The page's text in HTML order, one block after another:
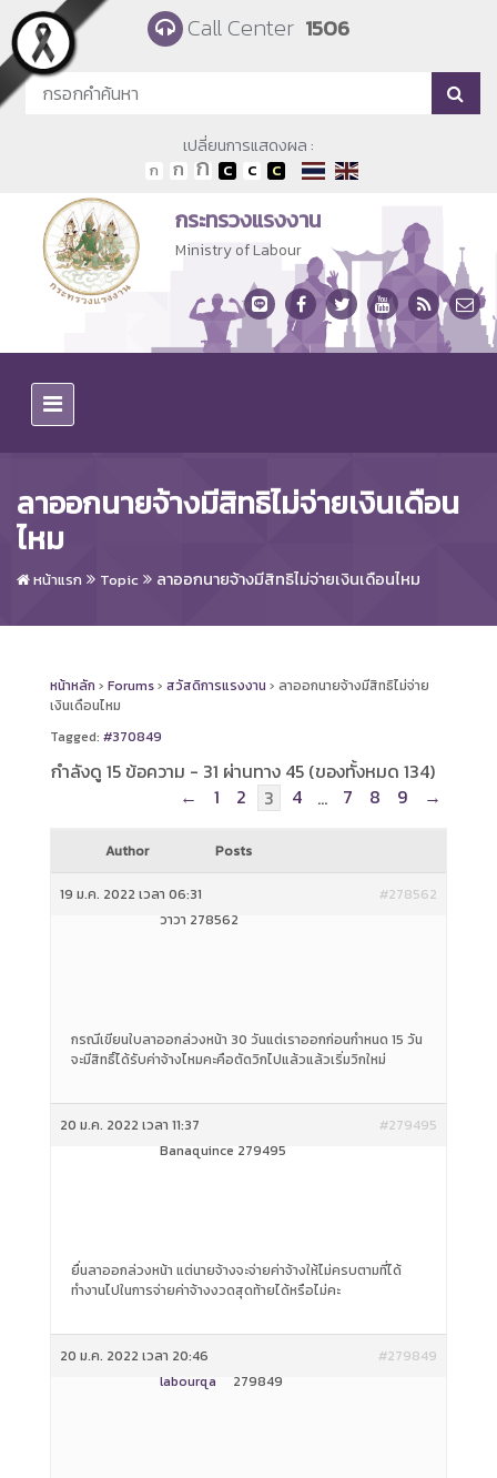
Skip to main content Call Center 1506
เปลี่ยนการแสดงผล :
กระทรวงแรงงาน
Ministry of Labour
ลาออกนายจ้างมีสิทธิไม่จ่ายเงินเดือน
ไหม
หน้าแรก Topic ลาออกนายจ้างมีสิทธิไม่จ่ายเงินเดือนไหม
หน้าหลัก › Forums› สวัสดิการแรงงาน › ลาออกนายจ้างมีสิทธิไม่จ่าย
เงินเดือนไหม
Tagged: #370849
กำลังดู 15 ข้อความ - 31 ผ่านทาง 45 (ของทั้งหมด 134)
←
1 2 3 4 … 7 8 9 →
Author Posts
19 ม.ค. 2022 เวลา 06:31
#278562
วาวา 278562
กรณีเขียนใบลาออกล่วงหน้า 30 วันแต่เราออกก่อนกำหนด 15 วัน
จะมีสิทธิ์ได้รับค่าจ้างไหมคะคือตัดวิกไปแล้วแล้วเริ่มวิกใหม่
20 ม.ค. 2022 เวลา 11:37
#279495
Banaquince 279495
ยื่นลาออกล่วงหน้า แต่นายจ้างจะจ่ายค่าจ้างให้ไม่ครบตามที่ได้
ทำงานไปในการจ่ายค่าจ้างงวดสุดท้ายได้หรือไม่คะ
20 ม.ค. 2022 เวลา 20:46
#279849
labourqa
279849